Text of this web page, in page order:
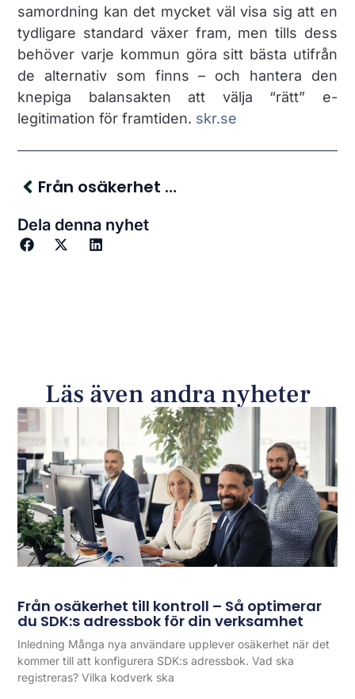
samordning kan det mycket väl visa sig att en
tydligare standard växer fram, men tills dess
behöver varje kommun göra sitt bästa utifrån
de alternativ som finns – och hantera den
knepiga balansakten att välja “rätt” e-
legitimation för framtiden.​ skr.se
Från osäkerhet till kontroll – Så optimerar du SDK:s adressbok för din verksamhet
Dela denna nyhet
Läs även andra nyheter
Från osäkerhet till kontroll – Så optimerar
du SDK:s adressbok för din verksamhet
Inledning Många nya användare upplever osäkerhet när det
kommer till att konfigurera SDK:s adressbok. Vad ska
registreras? Vilka kodverk ska